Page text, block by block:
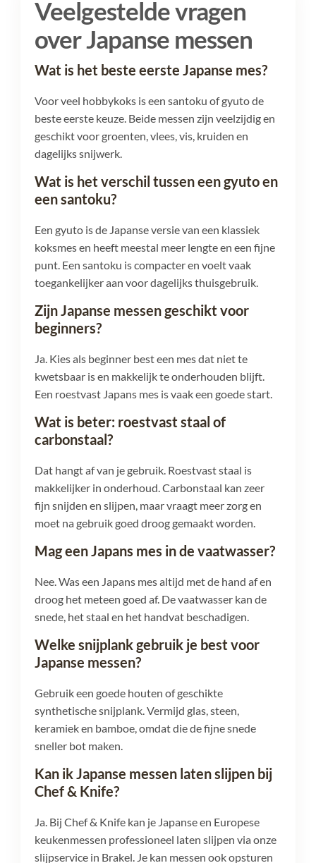
Veelgestelde vragen
over Japanse messen
Wat is het beste eerste Japanse mes?
Voor veel hobbykoks is een santoku of gyuto de
beste eerste keuze. Beide messen zijn veelzijdig en
geschikt voor groenten, vlees, vis, kruiden en
dagelijks snijwerk.
Wat is het verschil tussen een gyuto en
een santoku?
Een gyuto is de Japanse versie van een klassiek
koksmes en heeft meestal meer lengte en een fijne
punt. Een santoku is compacter en voelt vaak
toegankelijker aan voor dagelijks thuisgebruik.
Zijn Japanse messen geschikt voor
beginners?
Ja. Kies als beginner best een mes dat niet te
kwetsbaar is en makkelijk te onderhouden blijft.
Een roestvast Japans mes is vaak een goede start.
Wat is beter: roestvast staal of
carbonstaal?
Dat hangt af van je gebruik. Roestvast staal is
makkelijker in onderhoud. Carbonstaal kan zeer
fijn snijden en slijpen, maar vraagt meer zorg en
moet na gebruik goed droog gemaakt worden.
Mag een Japans mes in de vaatwasser?
Nee. Was een Japans mes altijd met de hand af en
droog het meteen goed af. De vaatwasser kan de
snede, het staal en het handvat beschadigen.
Welke snijplank gebruik je best voor
Japanse messen?
Gebruik een goede houten of geschikte
synthetische snijplank. Vermijd glas, steen,
keramiek en bamboe, omdat die de fijne snede
sneller bot maken.
Kan ik Japanse messen laten slijpen bij
Chef & Knife?
Ja. Bij Chef & Knife kan je Japanse en Europese
keukenmessen professioneel laten slijpen via onze
slijpservice in Brakel. Je kan messen ook opsturen